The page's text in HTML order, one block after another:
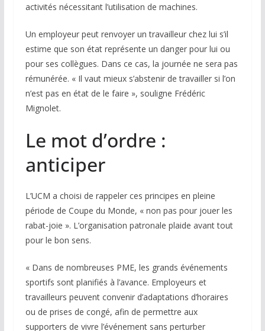
activités nécessitant l’utilisation de machines.
Un employeur peut renvoyer un travailleur chez lui s’il
estime que son état représente un danger pour lui ou
pour ses collègues. Dans ce cas, la journée ne sera pas
rémunérée. « Il vaut mieux s’abstenir de travailler si l’on
n’est pas en état de le faire », souligne Frédéric
Mignolet.
Le mot d’ordre :
anticiper
L’UCM a choisi de rappeler ces principes en pleine
période de Coupe du Monde, « non pas pour jouer les
rabat-joie ». L’organisation patronale plaide avant tout
pour le bon sens.
« Dans de nombreuses PME, les grands événements
sportifs sont planifiés à l’avance. Employeurs et
travailleurs peuvent convenir d’adaptations d’horaires
ou de prises de congé, afin de permettre aux
supporters de vivre l’événement sans perturber